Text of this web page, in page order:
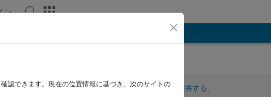
ン
scattered
サインインしてこの質問に回答する。
認できます。現在の位置情報に基づき、次のサイトの